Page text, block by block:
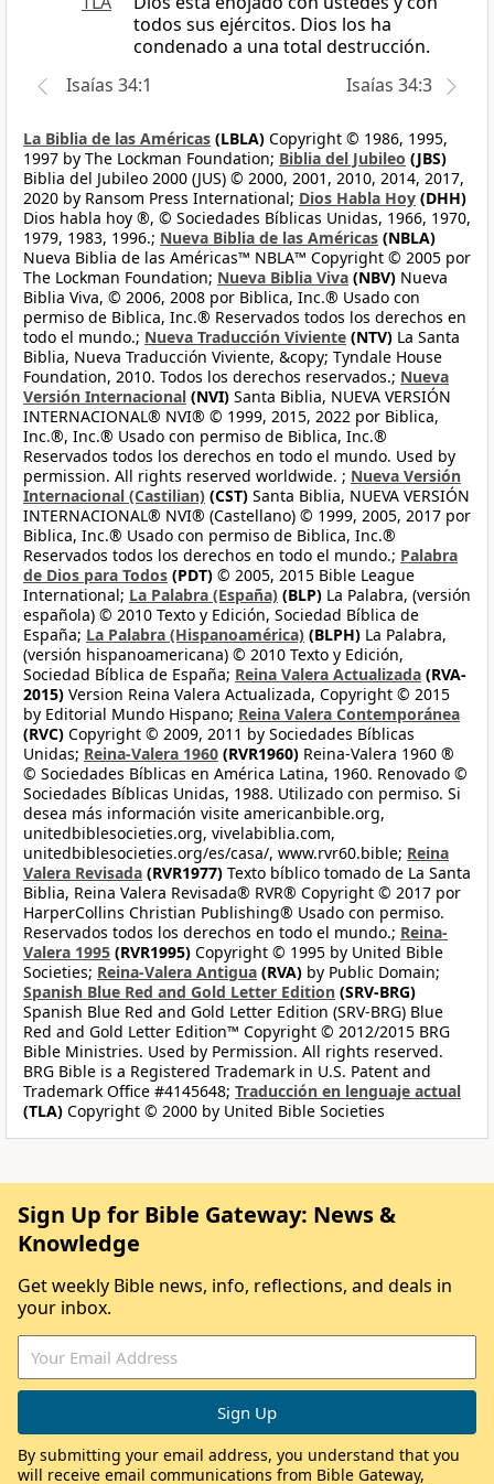
todos sus ejércitos. Dios los ha
condenado a una total destrucción.
Isaías 34:1
Isaías 34:3
La Biblia de las Américas (LBLA) Copyright © 1986, 1995,
1997 by The Lockman Foundation; Biblia del Jubileo (JBS)
Biblia del Jubileo 2000 (JUS) © 2000, 2001, 2010, 2014, 2017,
2020 by Ransom Press International; Dios Habla Hoy (DHH)
Dios habla hoy ®, © Sociedades Bíblicas Unidas, 1966, 1970,
1979, 1983, 1996.; Nueva Biblia de las Américas (NBLA)
Nueva Biblia de las Américas™ NBLA™ Copyright © 2005 por
The Lockman Foundation; Nueva Biblia Viva (NBV) Nueva
Biblia Viva, © 2006, 2008 por Biblica, Inc.® Usado con
permiso de Biblica, Inc.® Reservados todos los derechos en
todo el mundo.; Nueva Traducción Viviente (NTV) La Santa
Biblia, Nueva Traducción Viviente, &copy; Tyndale House
Foundation, 2010. Todos los derechos reservados.; Nueva
Versión Internacional (NVI) Santa Biblia, NUEVA VERSIÓN
INTERNACIONAL® NVI® © 1999, 2015, 2022 por Biblica,
Inc.®, Inc.® Usado con permiso de Biblica, Inc.®
Reservados todos los derechos en todo el mundo. Used by
permission. All rights reserved worldwide. ; Nueva Versión
Internacional (Castilian) (CST) Santa Biblia, NUEVA VERSIÓN
INTERNACIONAL® NVI® (Castellano) © 1999, 2005, 2017 por
Biblica, Inc.® Usado con permiso de Biblica, Inc.®
Reservados todos los derechos en todo el mundo.; Palabra
de Dios para Todos (PDT) © 2005, 2015 Bible League
International; La Palabra (España) (BLP) La Palabra, (versión
española) © 2010 Texto y Edición, Sociedad Bíblica de
España; La Palabra (Hispanoamérica) (BLPH) La Palabra,
(versión hispanoamericana) © 2010 Texto y Edición,
Sociedad Bíblica de España; Reina Valera Actualizada (RVA-
2015) Version Reina Valera Actualizada, Copyright © 2015
by Editorial Mundo Hispano; Reina Valera Contemporánea
(RVC) Copyright © 2009, 2011 by Sociedades Bíblicas
Unidas; Reina-Valera 1960 (RVR1960) Reina-Valera 1960 ®
© Sociedades Bíblicas en América Latina, 1960. Renovado ©
Sociedades Bíblicas Unidas, 1988. Utilizado con permiso. Si
desea más información visite americanbible.org,
unitedbiblesocieties.org, vivelabiblia.com,
unitedbiblesocieties.org/es/casa/, www.rvr60.bible; Reina
Valera Revisada (RVR1977) Texto bíblico tomado de La Santa
Biblia, Reina Valera Revisada® RVR® Copyright © 2017 por
HarperCollins Christian Publishing® Usado con permiso.
Reservados todos los derechos en todo el mundo.; Reina-
Valera 1995 (RVR1995) Copyright © 1995 by United Bible
Societies; Reina-Valera Antigua (RVA) by Public Domain;
Spanish Blue Red and Gold Letter Edition (SRV-BRG)
Spanish Blue Red and Gold Letter Edition (SRV-BRG) Blue
Red and Gold Letter Edition™ Copyright © 2012/2015 BRG
Bible Ministries. Used by Permission. All rights reserved.
BRG Bible is a Registered Trademark in U.S. Patent and
Trademark Office #4145648; Traducción en lenguaje actual
(TLA) Copyright © 2000 by United Bible Societies
Sign Up for Bible Gateway: News &
Knowledge
Get weekly Bible news, info, reflections, and deals in
your inbox.
By submitting your email address, you understand that you
will receive email communications from Bible Gateway,